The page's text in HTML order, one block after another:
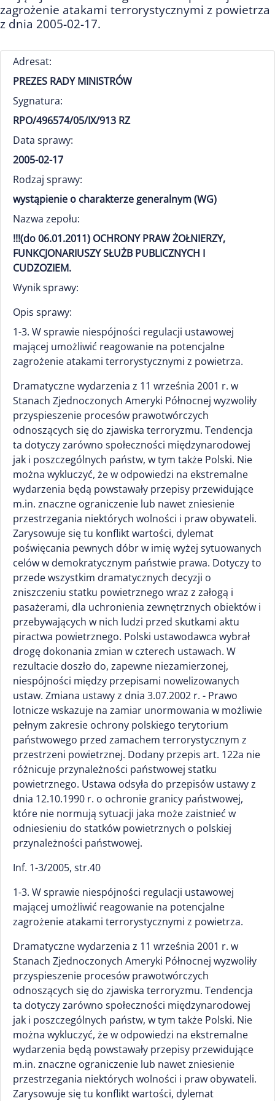
zagrożenie atakami terrorystycznymi z powietrza
z dnia 2005-02-17.
Adresat:
PREZES RADY MINISTRÓW
Sygnatura:
RPO/496574/05/IX/913 RZ
Data sprawy:
2005-02-17
Rodzaj sprawy:
wystąpienie o charakterze generalnym (WG)
Nazwa zepołu:
!!!(do 06.01.2011) OCHRONY PRAW ŻOŁNIERZY,
FUNKCJONARIUSZY SŁUŻB PUBLICZNYCH I
CUDZOZIEM.
Wynik sprawy:
Opis sprawy:
1-3. W sprawie niespójności regulacji ustawowej
mającej umożliwić reagowanie na potencjalne
zagrożenie atakami terrorystycznymi z powietrza.
Dramatyczne wydarzenia z 11 września 2001 r. w
Stanach Zjednoczonych Ameryki Północnej wyzwoliły
przyspieszenie procesów prawotwórczych
odnoszących się do zjawiska terroryzmu. Tendencja
ta dotyczy zarówno społeczności międzynarodowej
jak i poszczególnych państw, w tym także Polski. Nie
można wykluczyć, że w odpowiedzi na ekstremalne
wydarzenia będą powstawały przepisy przewidujące
m.in. znaczne ograniczenie lub nawet zniesienie
przestrzegania niektórych wolności i praw obywateli.
Zarysowuje się tu konflikt wartości, dylemat
poświęcania pewnych dóbr w imię wyżej sytuowanych
celów w demokratycznym państwie prawa. Dotyczy to
przede wszystkim dramatycznych decyzji o
zniszczeniu statku powietrznego wraz z załogą i
pasażerami, dla uchronienia zewnętrznych obiektów i
przebywających w nich ludzi przed skutkami aktu
piractwa powietrznego. Polski ustawodawca wybrał
drogę dokonania zmian w czterech ustawach. W
rezultacie doszło do, zapewne niezamierzonej,
niespójności między przepisami nowelizowanych
ustaw. Zmiana ustawy z dnia 3.07.2002 r. - Prawo
lotnicze wskazuje na zamiar unormowania w możliwie
pełnym zakresie ochrony polskiego terytorium
państwowego przed zamachem terrorystycznym z
przestrzeni powietrznej. Dodany przepis art. 122a nie
różnicuje przynależności państwowej statku
powietrznego. Ustawa odsyła do przepisów ustawy z
dnia 12.10.1990 r. o ochronie granicy państwowej,
które nie normują sytuacji jaka może zaistnieć w
odniesieniu do statków powietrznych o polskiej
przynależności państwowej.
Inf. 1-3/2005, str.40
1-3. W sprawie niespójności regulacji ustawowej
mającej umożliwić reagowanie na potencjalne
zagrożenie atakami terrorystycznymi z powietrza.
Dramatyczne wydarzenia z 11 września 2001 r. w
Stanach Zjednoczonych Ameryki Północnej wyzwoliły
przyspieszenie procesów prawotwórczych
odnoszących się do zjawiska terroryzmu. Tendencja
ta dotyczy zarówno społeczności międzynarodowej
jak i poszczególnych państw, w tym także Polski. Nie
można wykluczyć, że w odpowiedzi na ekstremalne
wydarzenia będą powstawały przepisy przewidujące
m.in. znaczne ograniczenie lub nawet zniesienie
przestrzegania niektórych wolności i praw obywateli.
Zarysowuje się tu konflikt wartości, dylemat